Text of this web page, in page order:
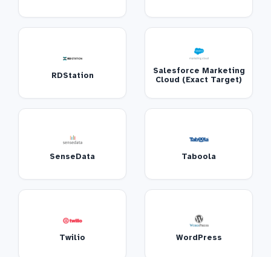
RDStation
Salesforce Marketing
Cloud (Exact Target)
SenseData Taboola
Twilio WordPress